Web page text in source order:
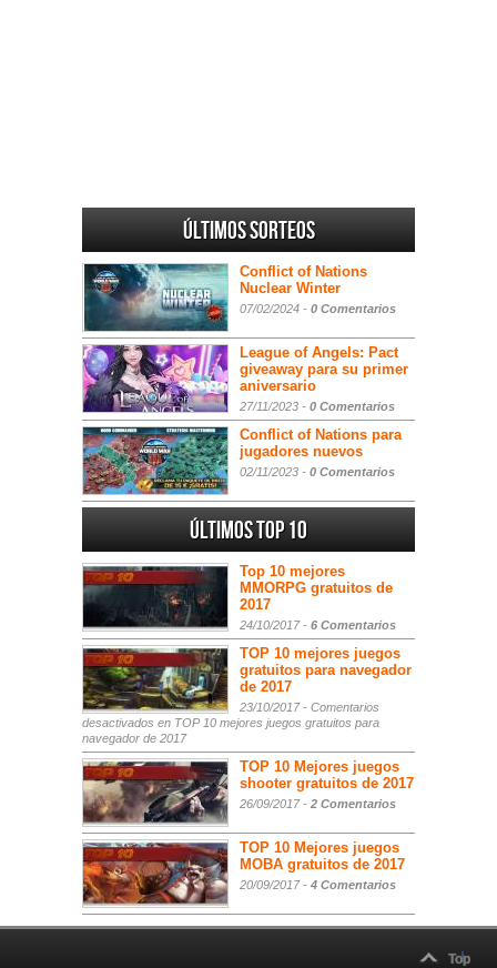
Últimos sorteos
Conflict of Nations
Nuclear Winter
07/02/2024 - 0 Comentarios
League of Angels: Pact
giveaway para su primer
aniversario
27/11/2023 - 0 Comentarios
Conflict of Nations para
jugadores nuevos
02/11/2023 - 0 Comentarios
Últimos Top 10
Top 10 mejores
MMORPG gratuitos de
2017
24/10/2017 - 6 Comentarios
TOP 10 mejores juegos
gratuitos para navegador
de 2017
23/10/2017 - Comentarios
desactivados en TOP 10 mejores juegos gratuitos para
navegador de 2017
TOP 10 Mejores juegos
shooter gratuitos de 2017
26/09/2017 - 2 Comentarios
TOP 10 Mejores juegos
MOBA gratuitos de 2017
20/09/2017 - 4 Comentarios
Top